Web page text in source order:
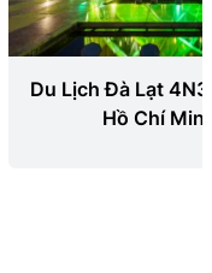
Du Lịch Đà Lạt
Hồ Chí